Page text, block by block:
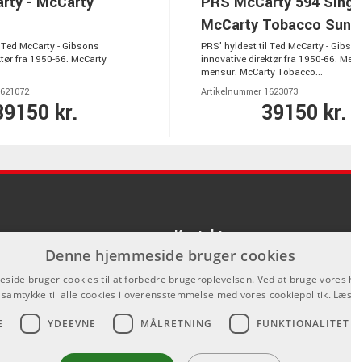
McCarty - Gibsons
fra 1950-66. McCarty
kr.
McCarty Tobacco
PRS' hyldest til Ted McCarty -
innovative direktør fra 1950-66.
mensur. McCarty Tobacco...
Artikelnummer 1623073
39150 kr.
Kontakt
Som privatperson kan du ikke købe på
hjemmeside, alt salg foregår gennem
info@emnordic.dk
Denne hjemmeside bruger cookies
bruger cookies til at forbedre brugeroplevelsen. Ved at bruge vores
til alle cookies i overensstemmelse med vores cookiepolitik.
YDEEVNE MÅLRETNING FUNKTIONALITET